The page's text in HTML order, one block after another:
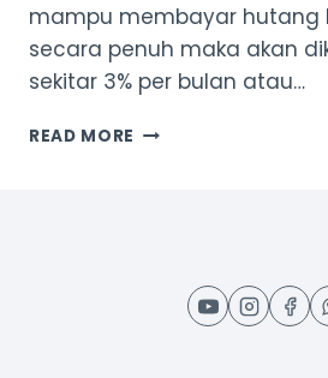
mampu membayar hutang
secara penuh maka akan
sekitar 3% per bulan atau…
READ MORE HUTANG